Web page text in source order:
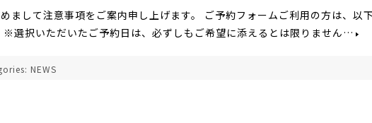
まして注意事項をご案内申し上げます。 ご予約フォームご利用の方は、以
※選択いただいたご予約日は、必ずしもご希望に添えるとは限りません…
NEWS